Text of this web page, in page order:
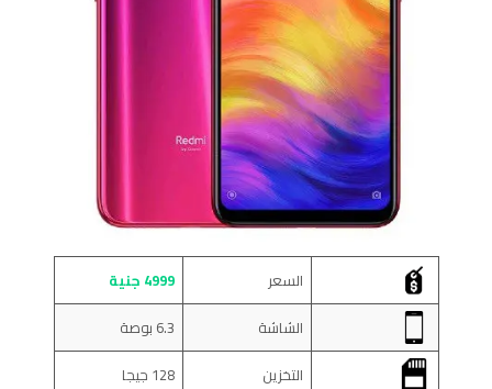
السعر
4999 جنية
الشاشة
6.3 بوصة
التخزين
128 جيجا